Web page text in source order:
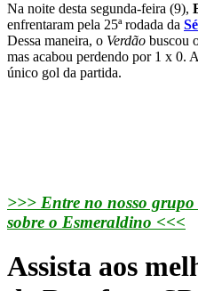
Na noite desta segunda-feira (9),
enfrentaram pela 25ª rodada da
Dessa maneira, o Verdão buscou
mas acabou perdendo por 1 x 0.
único gol da partida.
>>> Entre no nosso
sobre o Esmeraldino <<<
Assista aos